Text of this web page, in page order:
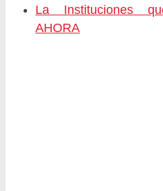
La Instituciones
AHORA